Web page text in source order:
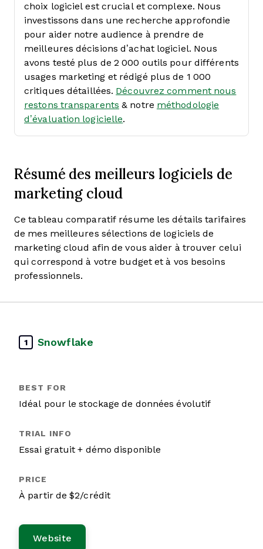
choix logiciel est crucial et complexe. Nous
investissons dans une recherche approfondie
pour aider notre audience à prendre de
meilleures décisions d’achat logiciel. Nous
avons testé plus de 2 000 outils pour différents
usages marketing et rédigé plus de 1 000
critiques détaillées. Découvrez comment nous
restons transparents & notre méthodologie
d’évaluation logicielle.
Résumé des meilleurs logiciels de
marketing cloud
Ce tableau comparatif résume les détails tarifaires
de mes meilleures sélections de logiciels de
marketing cloud afin de vous aider à trouver celui
qui correspond à votre budget et à vos besoins
professionnels.
1 Snowflake
Idéal pour le stockage de données évolutif
Essai gratuit + démo disponible
À partir de $2/crédit
Website